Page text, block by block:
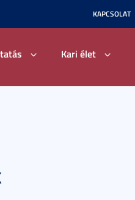
KAPCSOLAT
Kari élet